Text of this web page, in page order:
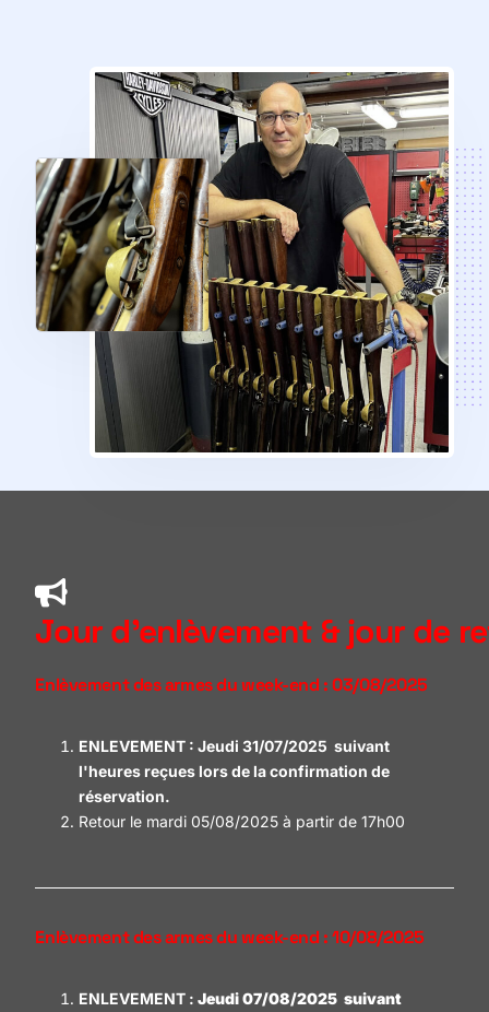
Jour d'enlèvement & jour de
Enlèvement des armes du week-end : 03/08/2025
ENLEVEMENT : Jeudi 31/07/2025 suivant
l'heures reçues lors de la confirmation de
réservation.
Retour le mardi 05/08/2025 à partir de 17h00
Enlèvement des armes du week-end : 10/08/2025
ENLEVEMENT :Jeudi 07/08/2025 suivant